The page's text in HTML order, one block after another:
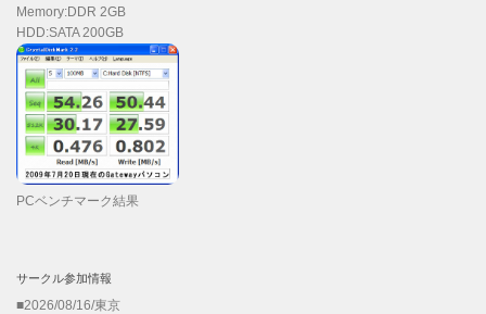
Memory:DDR 2GB
HDD:SATA 200GB
PCベンチマーク結果
サークル参加情報
■2026/08/16/東京